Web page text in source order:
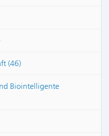
(46)
Biointelligente